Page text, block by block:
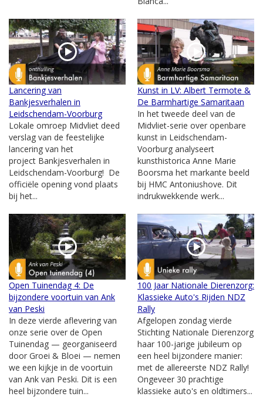
Lancering van
Bankjesverhalen in
Leidschendam-Voorburg
Lokale omroep Midvliet deed
verslag van de feestelijke
lancering van het
project Bankjesverhalen in
Leidschendam-Voorburg! De
officiële opening vond plaats
bij het...
Kunst in LV: Albert Termote &
De Barmhartige Samaritaan
In het tweede deel van de
Midvliet-serie over openbare
kunst in Leidschendam-
Voorburg analyseert
kunsthistorica Anne Marie
Boorsma het markante beeld
bij HMC Antoniushove. Dit
indrukwekkende werk...
Open Tuinendag 4: De
bijzondere voortuin van Ank
van Peski
In deze vierde aflevering van
onze serie over de Open
Tuinendag — georganiseerd
door Groei & Bloei — nemen
we een kijkje in de voortuin
van Ank van Peski. Dit is een
heel bijzondere tuin...
100 Jaar Nationale Dierenzorg:
Klassieke Auto's Rijden NDZ
Rally
Afgelopen zondag vierde
Stichting Nationale Dierenzorg
haar 100-jarige jubileum op
een heel bijzondere manier:
met de allereerste NDZ Rally!
Ongeveer 30 prachtige
klassieke auto's en oldtimers...